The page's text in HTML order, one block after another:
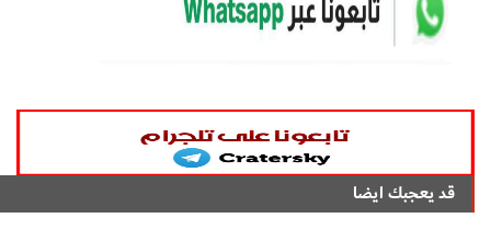
قد يعجبك ايضا